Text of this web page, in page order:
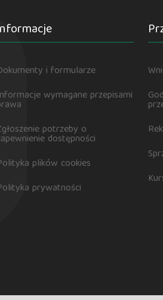
i formularze
wymagane przepisami
potrzeby o
dostępności
plików cookies
prywatności